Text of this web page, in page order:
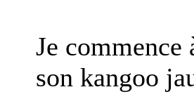
Je
son kangoo